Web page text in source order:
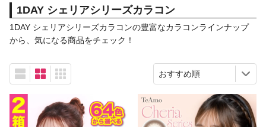
1DAY シェリアシリーズカラコン
1DAY シェリアシリーズカラコンの豊富なカラコンラインナップ
から、気になる商品をチェック！